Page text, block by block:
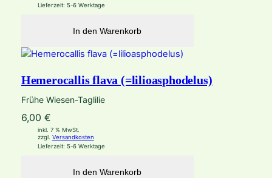
Lieferzeit: 5-6 Werktage
In den Warenkorb
Hemerocallis flava (=lilioasphodelus)
Frühe Wiesen-Taglilie
6,00 €
inkl. 7 % MwSt.
zzgl. Versandkosten
Lieferzeit: 5-6 Werktage
In den Warenkorb